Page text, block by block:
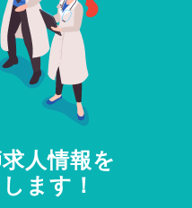
人情報を
ます！